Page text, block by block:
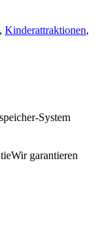
, Kinderattraktionen,
System
Wir garantieren